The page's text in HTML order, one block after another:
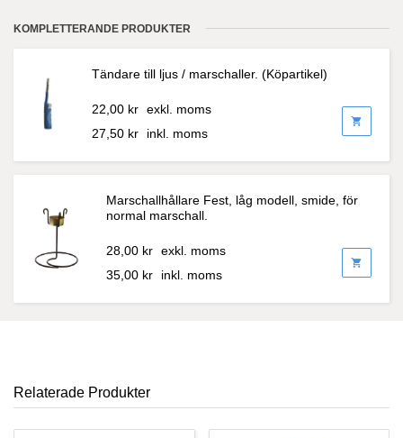
KOMPLETTERANDE PRODUKTER
Tändare till ljus / marschaller. (Köpartikel)
22,00 kr exkl. moms
27,50 kr inkl. moms
shopping_cart
Marschallhållare Fest, låg modell, smide, för
normal marschall.
28,00 kr exkl. moms
35,00 kr inkl. moms
shopping_cart
Relaterade Produkter